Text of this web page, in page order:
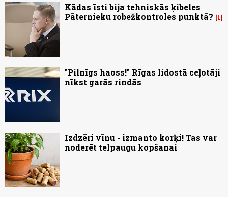
Kādas īsti bija tehniskās ķibeles
Pāternieku robežkontroles punktā?
1
"Pilnīgs haoss!" Rīgas lidostā ceļotāji
nīkst garās rindās
Izdzēri vīnu - izmanto korķi! Tas var
noderēt telpaugu kopšanai